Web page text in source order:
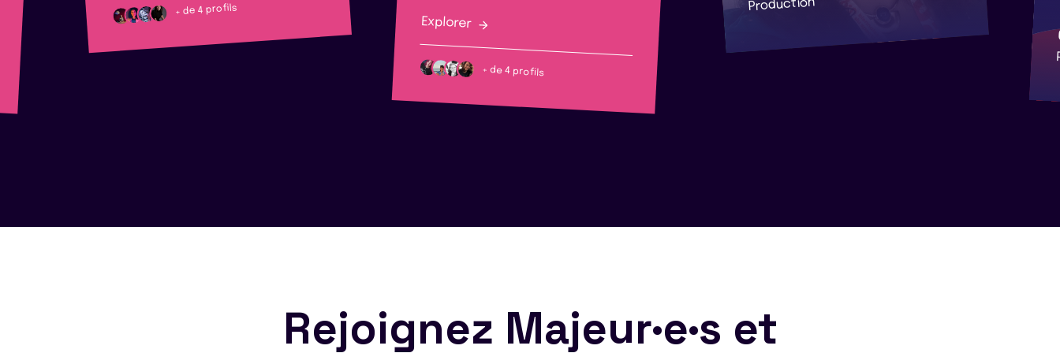
+ de 4 profils
Explorer
+ de 4 profils
Production
Rejoignez Majeur·e·s et